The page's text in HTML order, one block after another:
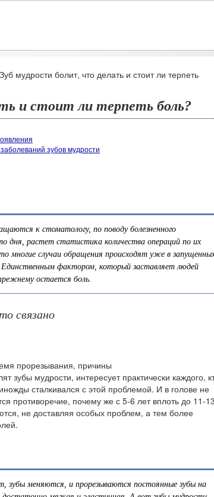
Зуб мудрости болит, что делать и стоит ли терпеть
и стоит ли терпеть боль?
зубов мудрости
к стоматологу, по поводу болезненного
дня, растет статистика количества операций по их
многие случаи обращения происходят уже в
Единственным фактором, который заставляет людей
остается боль.
связано
прорезывания, причины
зубы мудрости, интересует практически каждого,
сталкивался с этой проблемой. И в голове не
противоречие, почему же с 5-6 лет вплоть до 11-
не доставляя особых проблем, а тем более
зубы меняются, и прорезываются постоянные зубы на